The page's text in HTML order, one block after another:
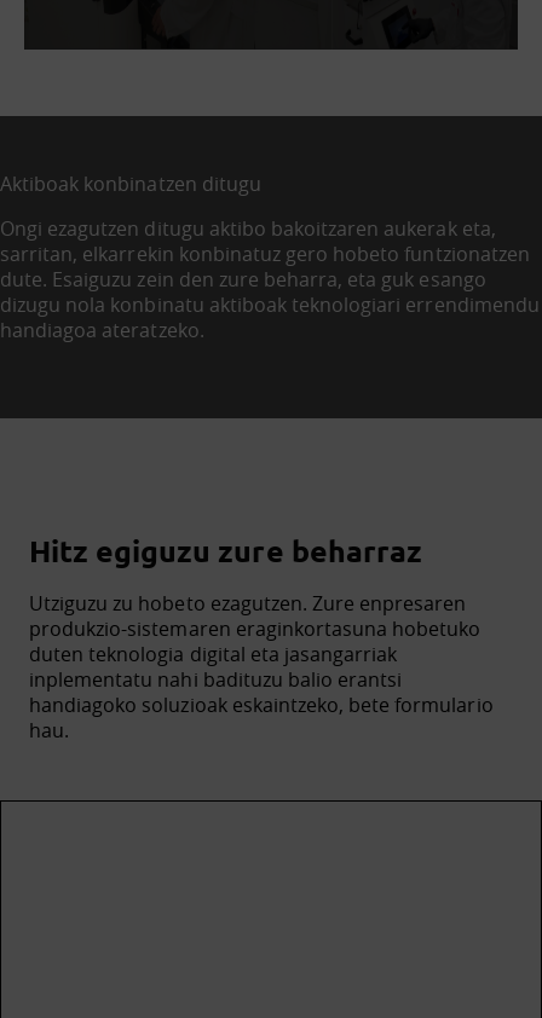
Aktiboak konbinatzen ditugu
Ongi ezagutzen ditugu aktibo bakoitzaren aukerak eta,
sarritan, elkarrekin konbinatuz gero hobeto funtzionatzen
dute. Esaiguzu zein den zure beharra, eta guk esango
dizugu nola konbinatu aktiboak teknologiari errendimendu
handiagoa ateratzeko.
Hitz egiguzu zure beharraz
Utziguzu zu hobeto ezagutzen. Zure enpresaren
produkzio-sistemaren eraginkortasuna hobetuko
duten teknologia digital eta jasangarriak
inplementatu nahi badituzu balio erantsi
handiagoko soluzioak eskaintzeko, bete formulario
hau.